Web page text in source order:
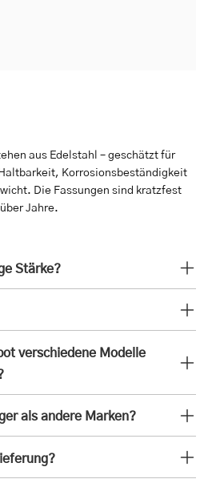
aus Edelstahl – geschätzt für
Korrosionsbeständigkeit
Die Fassungen sind kratzfest
Jahre.
Stärke?
verschiedene Modelle
als andere Marken?